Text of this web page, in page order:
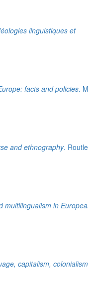
linguistiques et
facts and policies.
and ethnography.
multilingualism in
capitalism,